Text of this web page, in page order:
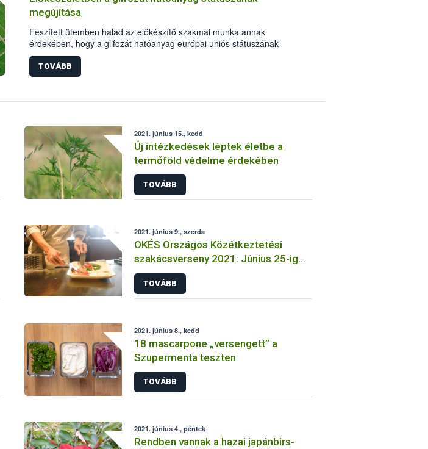
megújítása
Feszített ütemben halad az előkészítő szakmai munka annak
érdekében, hogy a glifozát hatóanyag európai uniós státuszának
megújításáról időben döntés születhessen. A négy előkészítő tagállam
határidőre elkészítette jelentéstervezetét, melyben, az eddigi
tudományos adatok alapján, a hatóanyag megújítására tettek javaslatot.
TOVÁBB
2021. június 15., kedd
Új intézkedések léptek életbe a
termőföld védelme érdekében
TOVÁBB
2021. június 9., szerda
OKÉS Országos Közétkeztetési
szakácsverseny 2021: Június 25-ig
lehet nevezni
TOVÁBB
2021. június 8., kedd
18 mascarpone „versengett” a
Szupermenta teszten
TOVÁBB
2021. június 4., péntek
Rendben vannak a hazai japánbirs-